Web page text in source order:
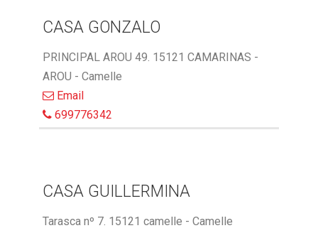
CASA GONZALO
PRINCIPAL AROU 49. 15121 CAMARINAS -
AROU - Camelle
Email
699776342
CASA GUILLERMINA
Tarasca nº 7. 15121 camelle - Camelle